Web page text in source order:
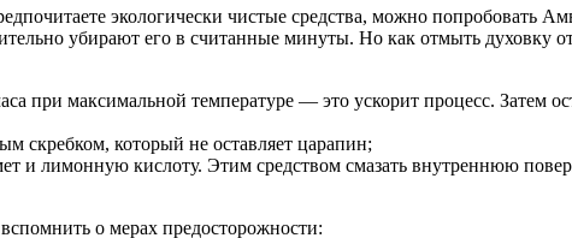
экологически чистые средства, можно попробовать
убирают его в считанные минуты. Но как отмыть духовку
при максимальной температуре — это ускорит процесс. Затем
скребком, который не оставляет царапин;
и лимонную кислоту. Этим средством смазать внутреннюю
о мерах предосторожности: